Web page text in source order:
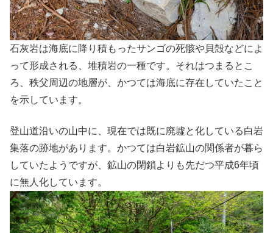
石灰岩は海底に降り積もったサンゴの死骸や貝殻などによ
って形成される、堆積岩の一種です。それはつまるとこ
ろ、秩父周辺の地層が、かつては海底に存在していたこと
を示しています。
登山道沿いの山中に、現在では既に廃墟と化している白岩
集落の跡地があります。かつては白岩鉱山の関係者が暮ら
していたようですが、鉱山の閉鎖よりも先だつ平成6年頃
に無人化しています。